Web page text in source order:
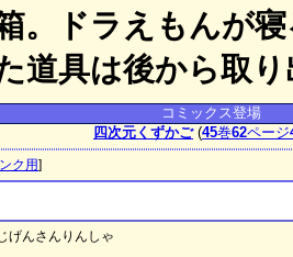
。ドラえもんが
道具は後から取
コミックス登場
四次元くずかご(45巻62ページ
ク用]
げんさんりんしゃ